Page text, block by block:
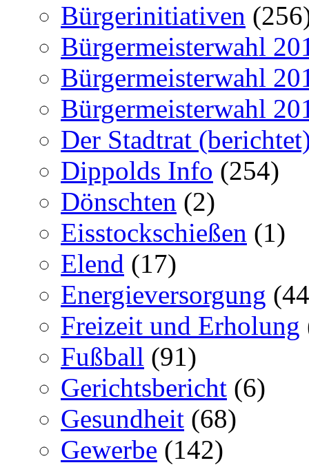
Bürgerinitiativen
Bürgermeisterwahl
Bürgermeisterwahl
Bürgermeisterwahl
Der Stadtrat
Dippolds Info (254)
Dönschten (2)
Eisstockschießen (1)
Elend (17)
Energieversorgung
Freizeit und Erholung
Fußball (91)
Gerichtsbericht (6)
Gesundheit (68)
Gewerbe (142)